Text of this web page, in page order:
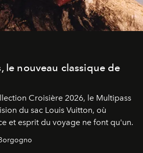
le nouveau classique de
Croisière 2026, le Multipass
du sac Louis Vuitton, où
et esprit du voyage ne font qu'un.